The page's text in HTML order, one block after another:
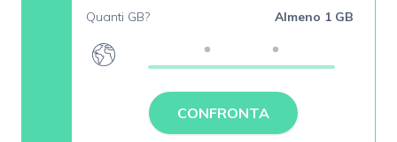
Quanti GB? Almeno 1 GB
CONFRONTA